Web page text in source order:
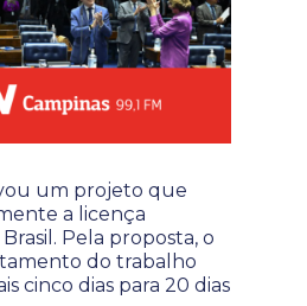
um projeto que
a licença
Pela proposta, o
do trabalho
cinco dias para 20 dias